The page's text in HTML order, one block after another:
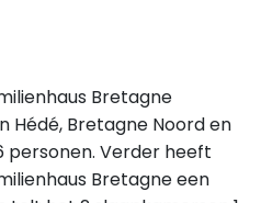
Bretagne
Hédé, Bretagne Noord en
personen. Verder heeft
Bretagne een